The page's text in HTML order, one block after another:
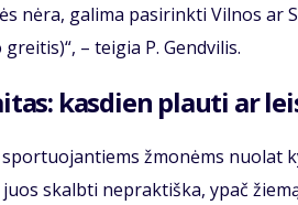
nėra, galima pasirinkti Vilnos ar
– teigia P. Gendvilis.
kasdien plauti ar
žmonėms nuolat
juos skalbti nepraktiška, ypač